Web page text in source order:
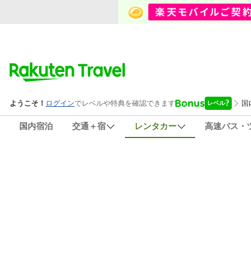
国内宿泊 交通＋宿 レンタカー 高速バス・